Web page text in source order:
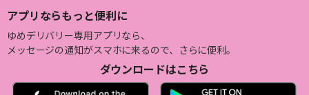
アプリならもっと便利に
ゆめデリバリー専用アプリなら、
メッセージの通知がスマホに来るので、さらに便利。
ダウンロードはこちら